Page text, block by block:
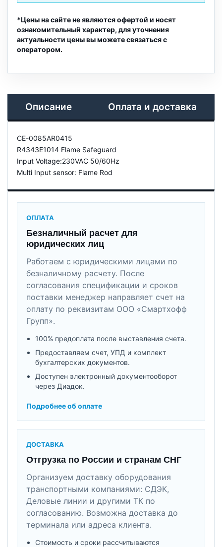
*Цены на сайте не являются офертой и носят
ознакомительный характер, для уточнения
актуальности цены вы можете связаться с
оператором.
Описание Оплата и доставка
CE-0085AR0415
R4343E1014 Flame Safeguard
Input Voltage:230VAC 50/60Hz
Multi Input sensor: Flame Rod
ОПЛАТА
Безналичный расчет для
юридических лиц
Работаем с юридическими лицами по
безналичному расчету. После
согласования спецификации и сроков
поставки менеджер направляет счет на
оплату по реквизитам ООО «Смартхофф
Групп».
100% предоплата после выставления счета.
Предоставляем счет, УПД и комплект
бухгалтерских документов.
Доступен электронный документооборот
через Диадок.
Подробнее об оплате
ДОСТАВКА
Отгрузка по России и странам СНГ
Организуем доставку оборудования
транспортными компаниями: СДЭК,
Деловые линии и другими ТК по
согласованию. Возможна доставка до
терминала или адреса клиента.
Стоимость и сроки рассчитываются